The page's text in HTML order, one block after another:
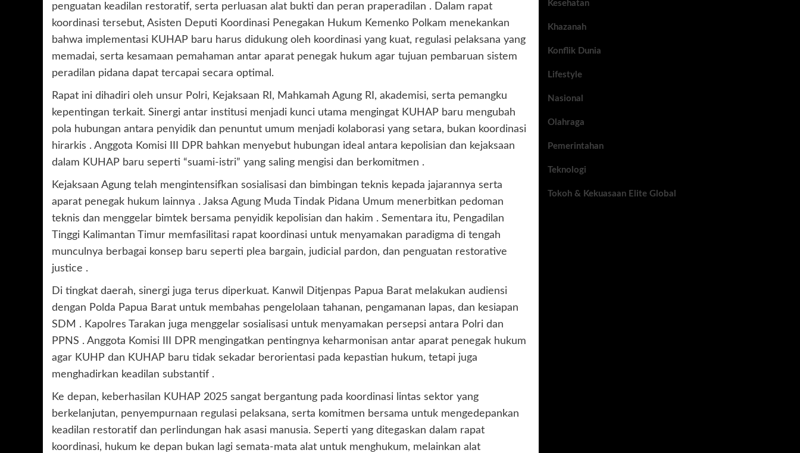
penguatan keadilan restoratif, serta perluasan alat bukti dan peran praperadilan . Dalam rapat
koordinasi tersebut, Asisten Deputi Koordinasi Penegakan Hukum Kemenko Polkam menekankan
bahwa implementasi KUHAP baru harus didukung oleh koordinasi yang kuat, regulasi pelaksana yang
memadai, serta kesamaan pemahaman antar aparat penegak hukum agar tujuan pembaruan sistem
peradilan pidana dapat tercapai secara optimal.
Rapat ini dihadiri oleh unsur Polri, Kejaksaan RI, Mahkamah Agung RI, akademisi, serta pemangku
kepentingan terkait. Sinergi antar institusi menjadi kunci utama mengingat KUHAP baru mengubah
pola hubungan antara penyidik dan penuntut umum menjadi kolaborasi yang setara, bukan koordinasi
hirarkis . Anggota Komisi III DPR bahkan menyebut hubungan ideal antara kepolisian dan kejaksaan
dalam KUHAP baru seperti “suami-istri” yang saling mengisi dan berkomitmen .
Kejaksaan Agung telah mengintensifkan sosialisasi dan bimbingan teknis kepada jajarannya serta
aparat penegak hukum lainnya . Jaksa Agung Muda Tindak Pidana Umum menerbitkan pedoman
teknis dan menggelar bimtek bersama penyidik kepolisian dan hakim . Sementara itu, Pengadilan
Tinggi Kalimantan Timur memfasilitasi rapat koordinasi untuk menyamakan paradigma di tengah
munculnya berbagai konsep baru seperti plea bargain, judicial pardon, dan penguatan restorative
justice .
Di tingkat daerah, sinergi juga terus diperkuat. Kanwil Ditjenpas Papua Barat melakukan audiensi
dengan Polda Papua Barat untuk membahas pengelolaan tahanan, pengamanan lapas, dan kesiapan
SDM . Kapolres Tarakan juga menggelar sosialisasi untuk menyamakan persepsi antara Polri dan
PPNS . Anggota Komisi III DPR mengingatkan pentingnya keharmonisan antar aparat penegak hukum
agar KUHP dan KUHAP baru tidak sekadar berorientasi pada kepastian hukum, tetapi juga
menghadirkan keadilan substantif .
Ke depan, keberhasilan KUHAP 2025 sangat bergantung pada koordinasi lintas sektor yang
berkelanjutan, penyempurnaan regulasi pelaksana, serta komitmen bersama untuk mengedepankan
keadilan restoratif dan perlindungan hak asasi manusia. Seperti yang ditegaskan dalam rapat
koordinasi, hukum ke depan bukan lagi semata-mata alat untuk menghukum, melainkan alat
Kesehatan
Khazanah
Konflik Dunia
Lifestyle
Nasional
Olahraga
Pemerintahan
Teknologi
Tokoh & Kekuasaan Elite Global